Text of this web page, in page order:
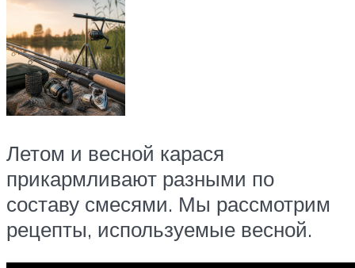
Летом и весной карася
прикармливают разными по
составу смесями. Мы рассмотрим
рецепты, используемые весной.